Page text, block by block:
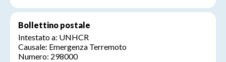
Bollettino postale
Intestato a: UNHCR
Causale: Emergenza Terremoto
Numero: 298000